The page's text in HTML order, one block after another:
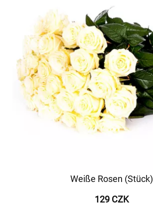
Weiße Rosen (Stück)
129 CZK